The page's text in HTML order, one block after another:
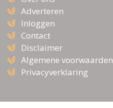
Adverteren
Inloggen
Contact
Disclaimer
Algemene voorwaarden
Privacyverklaring